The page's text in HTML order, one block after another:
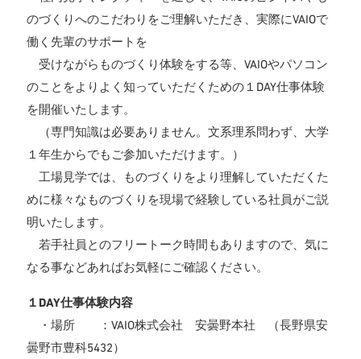
のづくりへのこだわりをご理解いただき、実際にVAIOで
働く先輩のサポートを
受けながらものづくり体験をする等、VAIOやパソコン
のことをよりよく知っていただくための１DAY仕事体験
を開催いたします。
（専門知識は必要ありません。文系理系問わず、大学
１年生からでもご参加いただけます。）
工場見学では、ものづくりをより理解していただくた
めに様々なものづくりを現場で経験している社員がご説
明いたします。
若手社員とのフリートーク時間もありますので、気に
なる事などあればお気軽にご確認ください。
１DAY仕事体験内容
・場所 ：VAIO株式会社 安曇野本社 （長野県安
曇野市豊科5432）